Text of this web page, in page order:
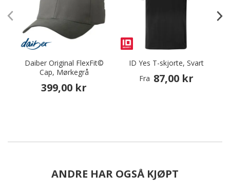
Daiber Original FlexFit©
Cap, Mørkegrå
399,00 kr
ID Yes T-skjorte, Svart
Fra 87,00 kr
ANDRE HAR OGSÅ KJØPT